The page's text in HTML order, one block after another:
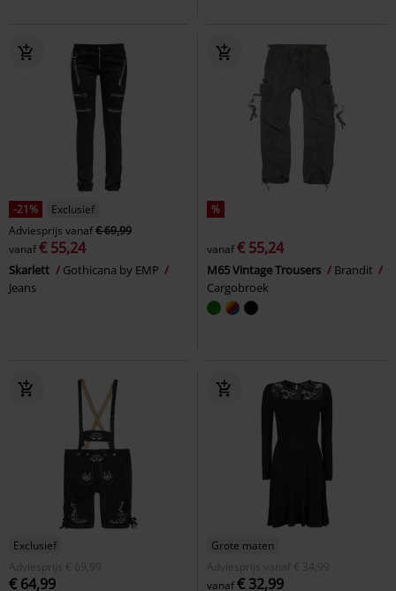
-21%
Exclusief
Adviesprijs vanaf€ 69,99
vanaf€ 55,24
Skarlett
Gothicana by EMP
Jeans
%
vanaf€ 55,24
M65 Vintage Trousers
Brandit
Cargobroek
Exclusief
Adviesprijs
€ 69,99
€ 64,99
Grote maten
Adviesprijs
vanaf € 34,99
vanaf€ 32,99